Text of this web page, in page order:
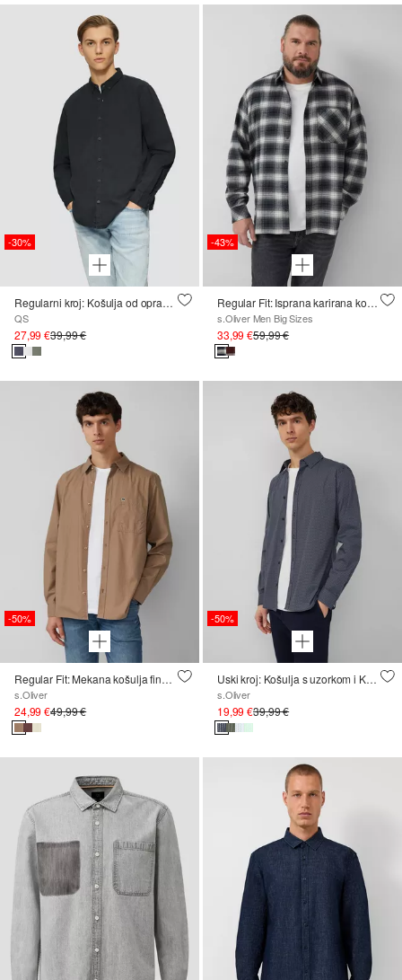
-30%
Regularni kroj: Košulja od opranog kepera s izvezenim logotipom
QS
27,99 €39,99 €
-43%
Regular Fit: Isprana karirana košulja
s.Oliver Men Big Sizes
33,99 €59,99 €
-50%
Regular Fit: Mekana košulja fine strukture
s.Oliver
24,99 €49,99 €
-50%
Uski kroj: Košulja s uzorkom i Kent ovratnikom
s.Oliver
19,99 €39,99 €